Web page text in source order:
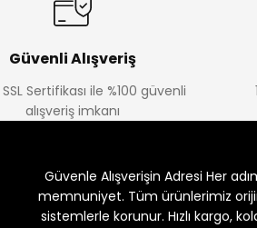
Güvenli Alışveriş
Sertifikası ile %100 güvenli
alışveriş imkanı
Güvenle Alışverişin Adresi Her
memnuniyet. Tüm ürünlerimiz
sistemlerle korunur. Hızlı kargo,